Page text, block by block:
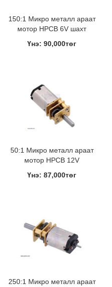
150:1 Микро металл араат
мотор HPCB 6V шахт
Үнэ: 90,000төг
50:1 Микро металл араат
мотор HPCB 12V
Үнэ: 87,000төг
250:1 Микро металл араат